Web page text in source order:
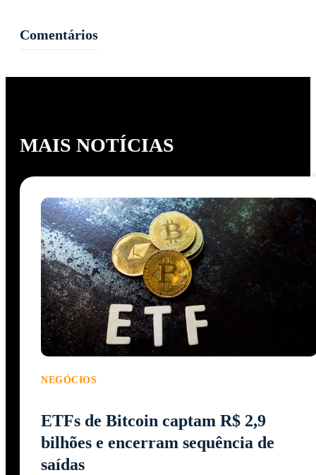
Comentários
MAIS NOTÍCIAS
NEGÓCIOS
ETFs de Bitcoin captam R$ 2,9
bilhões e encerram sequência de
saídas